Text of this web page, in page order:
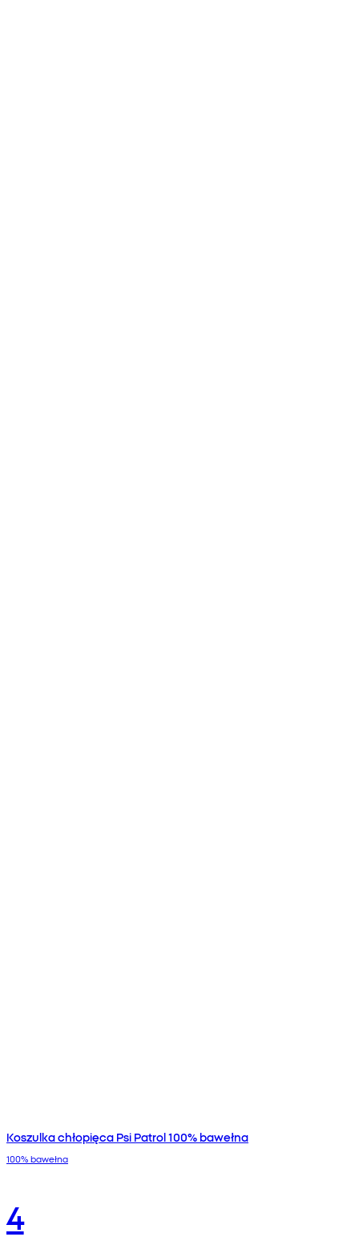
Koszulka chłopięca Psi Patrol 100% bawełna
100% bawełna
4